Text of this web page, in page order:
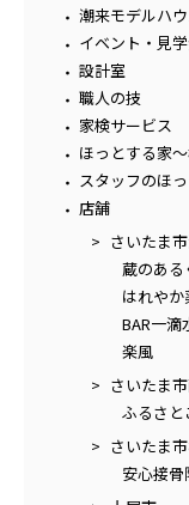
潮来モデルハ
イベント・見
設計室
職人の技
家検サービス
ほっとする家
スタッフのほ
店舗
さいたま
蔵のある
はれやか
BAR一滴
楽風
さいたま
ふるさ
さいたま
安心接骨